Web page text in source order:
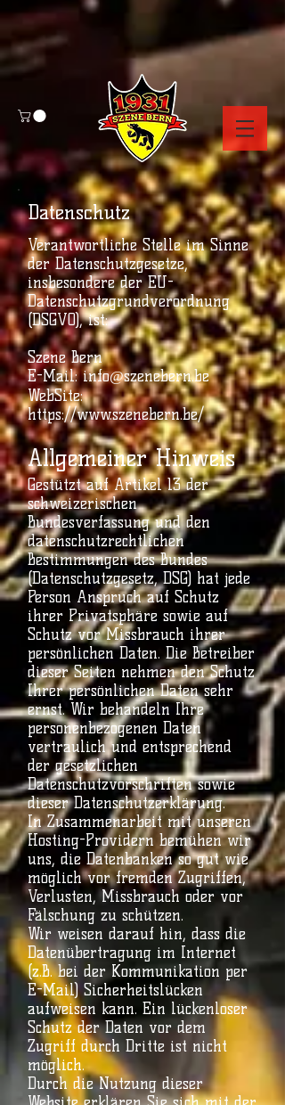
Datenschutz
Verantwortliche Stelle im Sinne
der Datenschutzgesetze,
insbesondere der EU-
Datenschutzgrundverordnung
(DSGVO), ist:
Szene Bern
E-Mail:info@szenebern.be
WebSite:
https://www.szenebern.be/
Allgemeiner Hinweis
Gestützt auf Artikel 13 der
schweizerischen
Bundesverfassung und den
datenschutzrechtlichen
Bestimmungen des Bundes
(Datenschutzgesetz, DSG) hat jede
Person Anspruch auf Schutz
ihrer Privatsphäre sowie auf
Schutz vor Missbrauch ihrer
persönlichen Daten. Die Betreiber
dieser Seiten nehmen den Schutz
Ihrer persönlichen Daten sehr
ernst. Wir behandeln Ihre
personenbezogenen Daten
vertraulich und entsprechend
der gesetzlichen
Datenschutzvorschriften sowie
dieser Datenschutzerklärung.
In Zusammenarbeit mit unseren
Hosting-Providern bemühen wir
uns, die Datenbanken so gut wie
möglich vor fremden Zugriffen,
Verlusten, Missbrauch oder vor
Fälschung zu schützen.
Wir weisen darauf hin, dass die
Datenübertragung im Internet
(z.B. bei der Kommunikation per
E-Mail) Sicherheitslücken
aufweisen kann. Ein lückenloser
Schutz der Daten vor dem
Zugriff durch Dritte ist nicht
möglich.
Durch die Nutzung dieser